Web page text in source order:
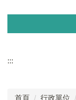
:::
首頁 行政單位